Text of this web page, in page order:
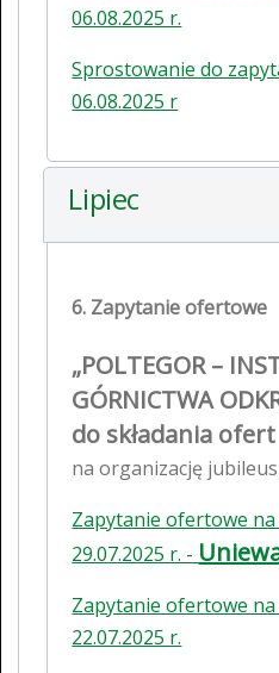
06.08.2025 r.
Sprostowanie do
06.08.2025 r
Lipiec
6. Zapytanie ofertowe
„POLTEGOR –
GÓRNICTWA
do składania ofert
na organizację
Zapytanie ofertowe
29.07.2025 r. -
Zapytanie ofertowe
22.07.2025 r.